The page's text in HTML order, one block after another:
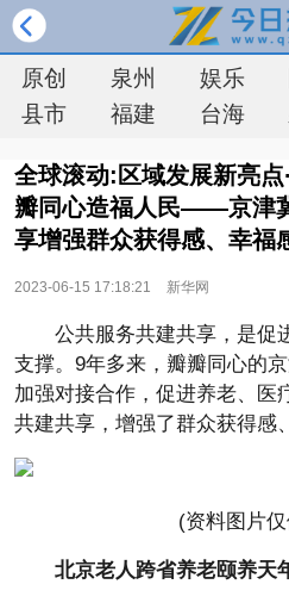
原创 泉州 娱乐
县市
福建 台海
全球滚动:区域发展新亮
瓣同心造福人民——京津
享增强群众获得感、幸福
2023-06-15 17:18:21 新华网
公共服务共建共享，是促
支撑。9年多来，瓣瓣同心的
加强对接合作，促进养老、医
共建共享，增强了群众获得感
(资料图片
北京老人跨省养老颐养天